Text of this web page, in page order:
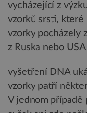
vycházející z
vzorků srsti,
vzorky pocházely
z Ruska nebo
vyšetření DNA
vzorky patří
V jednom případě